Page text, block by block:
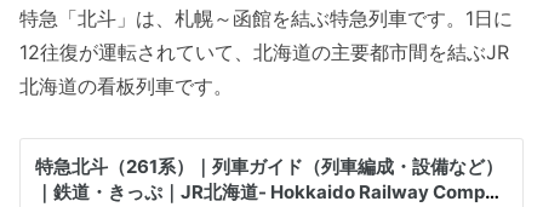
特急「北斗」は、札幌～函館を結ぶ特急列車です。1日に
12往復が運転されていて、北海道の主要都市間を結ぶJR
北海道の看板列車です。